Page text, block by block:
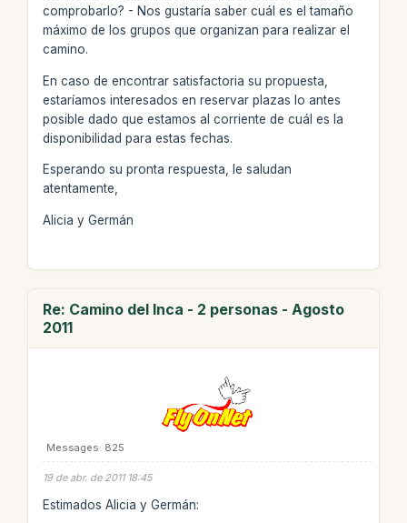
comprobarlo? - Nos gustaría saber cuál es el tamaño
máximo de los grupos que organizan para realizar el
camino.
En caso de encontrar satisfactoria su propuesta,
estaríamos interesados en reservar plazas lo antes
posible dado que estamos al corriente de cuál es la
disponibilidad para estas fechas.
Esperando su pronta respuesta, le saludan
atentamente,
Alicia y Germán
Re: Camino del Inca - 2 personas - Agosto
2011
Messages: 825
19 de abr. de 2011 18:45
Estimados Alicia y Germán: